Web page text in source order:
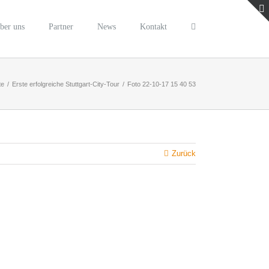
uns Partner News Kontakt
/ Erste erfolgreiche Stuttgart-City-Tour / Foto 22-10-17 15 40 53
Zurück